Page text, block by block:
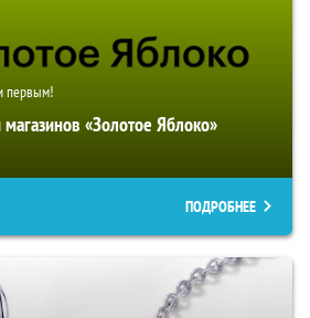
первым!
«Золотое Яблоко»
ПОДРОБНЕЕ